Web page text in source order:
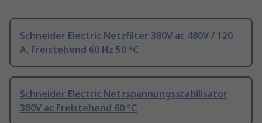
Schneider Electric Netzfilter 380V ac 480V / 120
A, Freistehend 60 Hz 50 °C
Schneider Electric Netzspannungsstabilisator
380V ac Freistehend 60 °C